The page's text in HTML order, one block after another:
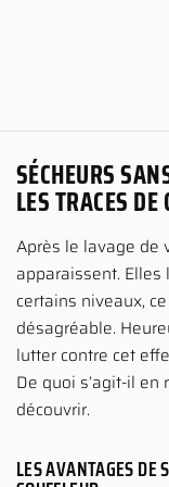
SÉCHEURS
LES TRACES
Après le lavage de
apparaissent.
certains niveaux,
désagréable.
lutter contre cet
De quoi s’agit-il
découvrir.
LES AVANTAGES DE